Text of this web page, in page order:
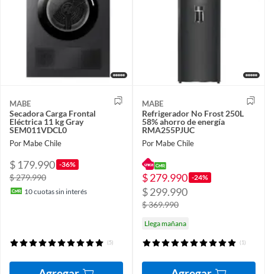
MABE
Secadora Carga Frontal
Eléctrica 11 kg Gray
SEM011VDCL0
Por Mabe Chile
$ 179.990 -36%
$ 279.990
10cuotas sin interés
(5)
MABE
Refrigerador No Frost 250L
58% ahorro de energía
RMA255PJUC
Por Mabe Chile
$ 279.990 -24%
$ 299.990
$ 369.990
Llega mañana
(1)